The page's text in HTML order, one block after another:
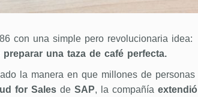
con una simple pero revolucionaria idea:
una taza de café perfecta.
la manera en que millones de personas
for Salesde SAP, la compañía extendió